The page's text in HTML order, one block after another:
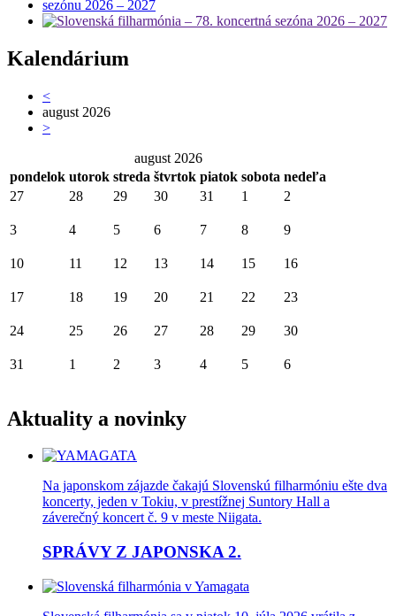
Kalendárium
<
august 2026
>
august 2026
pondelok utorok streda štvrtok piatok sobota nedeľa
27
28 29 30 31 1 2
3 4 5 6 7 8 9
10 11 12 13 14 15 16
17 18 19 20 21 22 23
24 25 26 27 28 29 30
31 1 2 3 4 5 6
Aktuality a novinky
Na japonskom zájazde čakajú Slovenskú filharmóniu ešte dva
koncerty, jeden v Tokiu, v prestížnej Suntory Hall a
záverečný koncert č. 9 v meste Niigata.
SPRÁVY Z JAPONSKA 2.